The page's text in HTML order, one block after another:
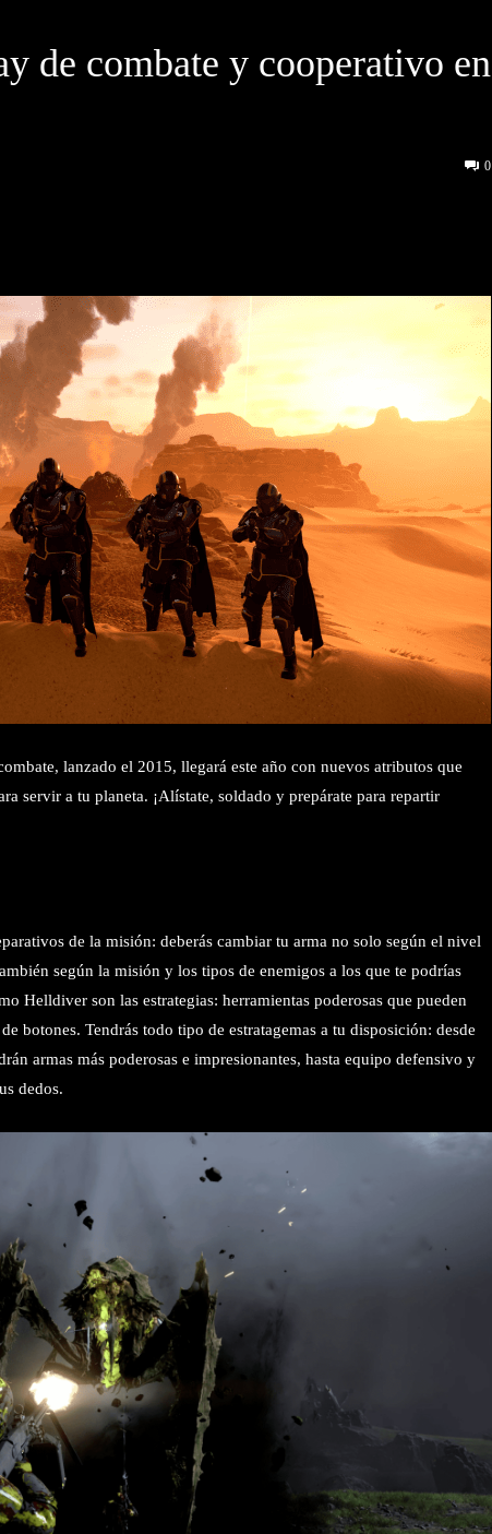
de combate y cooperativo en
0
lanzado el 2015, llegará este año con nuevos atributos que
servir a tu planeta. ¡Alístate, soldado y prepárate para repartir
de la misión: deberás cambiar tu arma no solo según el nivel
según la misión y los tipos de enemigos a los que te podrías
Helldiver son las estrategias: herramientas poderosas que pueden
botones. Tendrás todo tipo de estratagemas a tu disposición: desde
armas más poderosas e impresionantes, hasta equipo defensivo y
dedos.